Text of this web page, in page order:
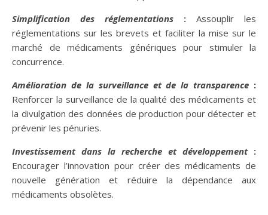
Simplification des réglementations : Assouplir les
réglementations sur les brevets et faciliter la mise sur le
marché de médicaments génériques pour stimuler la
concurrence.
Amélioration de la surveillance et de la transparence :
Renforcer la surveillance de la qualité des médicaments et
la divulgation des données de production pour détecter et
prévenir les pénuries.
Investissement dans la recherche et développement:
Encourager l’innovation pour créer des médicaments de
nouvelle génération et réduire la dépendance aux
médicaments obsolètes.